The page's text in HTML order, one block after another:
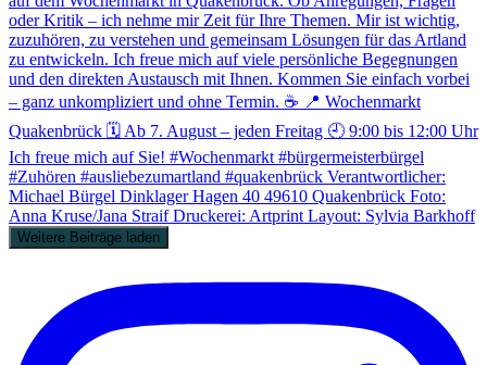
Weitere Beiträge laden